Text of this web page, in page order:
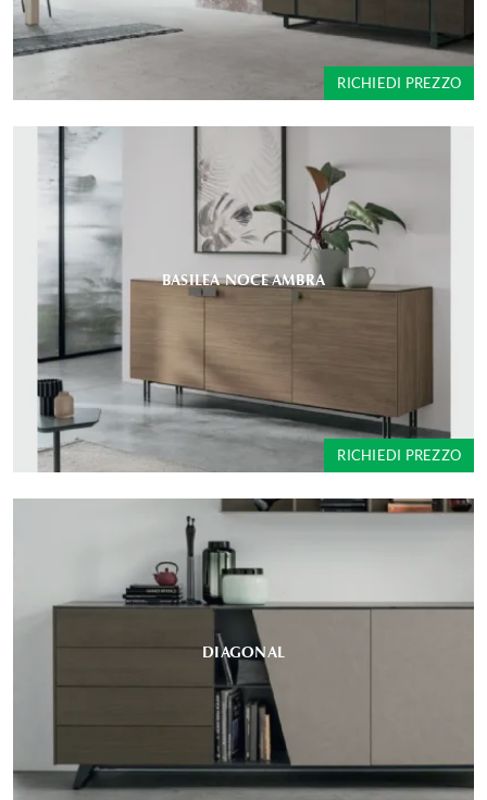
RICHIEDI PREZZO
BASILEA NOCE AMBRA
RICHIEDI PREZZO
DIAGONAL